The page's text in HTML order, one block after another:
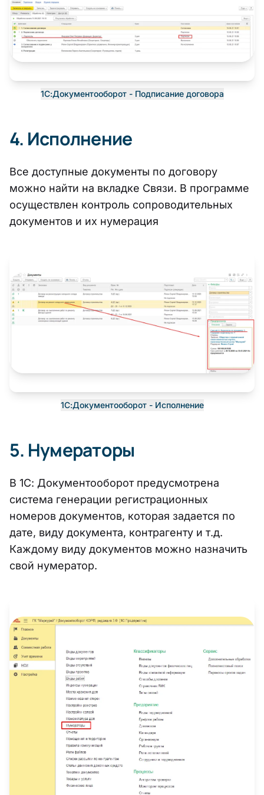
1С:Документооборот - Подписание договора
4. Исполнение
Все доступные документы по договору
можно найти на вкладке Связи. В программе
осуществлен контроль сопроводительных
документов и их нумерация
1С:Документооборот - Исполнение
5. Нумераторы
В 1С: Документооборот предусмотрена
система генерации регистрационных
номеров документов, которая задается по
дате, виду документа, контрагенту и т.д.
Каждому виду документов можно назначить
свой нумератор.